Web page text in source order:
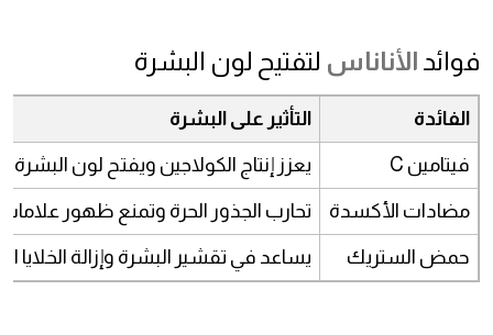
فوائد الأناناس لتفتيح لون البشرة
الفائدة التأثير على البشرة
فيتامين C يعزز إنتاج الكولاجين ويفتح لون البشرة
مضادات الأكسدة تحارب الجذور الحرة وتمنع ظهور
حمض الستريك يساعد في تقشير البشرة وإزالة الخلايا